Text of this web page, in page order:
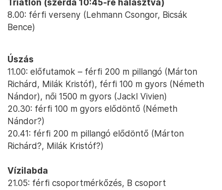
Triatlon (szerda 10:45-re halasztva)
8.00: férfi verseny (Lehmann Csongor, Bicsák
Bence)
Úszás
11.00: előfutamok – férfi 200 m pillangó (Márton
Richárd, Milák Kristóf), férfi 100 m gyors (Németh
Nándor), női 1500 m gyors (Jackl Vivien)
20.30: férfi 100 m gyors elődöntő (Németh
Nándor?)
20.41: férfi 200 m pillangó elődöntő (Márton
Richárd?, Milák Kristóf?)
Vízilabda
21.05: férfi csoportmérkőzés, B csoport